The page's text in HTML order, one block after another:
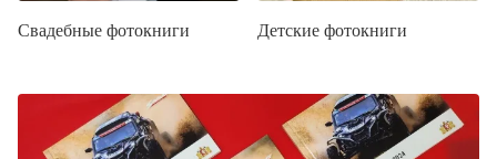
Свадебные фотокниги Детские фотокниги